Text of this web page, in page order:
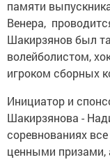
Венера,
Шакирзянов был
волейболистом,
игроком сборных
Шакирзянова -
соревнованиях
ценными призами,
Для всех